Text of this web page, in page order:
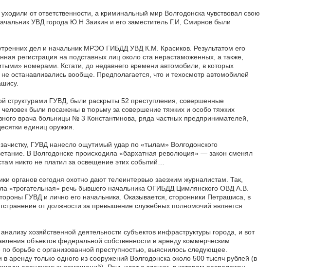
от ответственности, а криминальный мир Волгодонска чувствовал свою
УВД города Ю.Н Заикин и его заместитель Г.И, Смирнов были
дел и начальник МРЭО ГИБДД УВД К.М. Красиков. Результатом его
регистрация на подставных лиц около ста нерастаможенных, а также,
номерами. Кстати, до недавнего времени автомобили, в которых
останавливались вообще. Предполагается, что и техосмотр автомобилей
структурами ГУВД, были раскрыты 52 преступления, совершенные
были посажены в тюрьму за совершение тяжких и особо тяжких
врача больницы № 3 Константинова, ряда частных предпринимателей,
единиц оружия.
ГУВД нанесло ощутимый удар по «тылам» Волгодонского
В Волгодонске происходила «бархатная революция» — закон сменял
никто не платил за освещение этих событий…
органов сегодня охотно дают телеинтервью заезжим журналистам. Так,
«трогательная» речь бывшего начальника ОГИБДД Цимлянского ОВД А.В.
ГУВД и лично его начальника. Оказывается, сторонники Петрашиса, в
от должности за превышение служебных полномочий является
хозяйственной деятельности субъектов инфраструктуры города, и вот
объектов федеральной собственности в аренду коммерческим
борьбе с организованной преступностью, выяснилось следующее.
аренду только одного из сооружений Волгодонска около 500 тысяч рублей (в